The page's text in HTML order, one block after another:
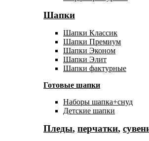
Шапки
Шапки Классик
Шапки Премиум
Шапки Эконом
Шапки Элит
Шапки фактурные
Готовые шапки
Наборы шапка+снуд
Детские шапки
Пледы, перчатки,